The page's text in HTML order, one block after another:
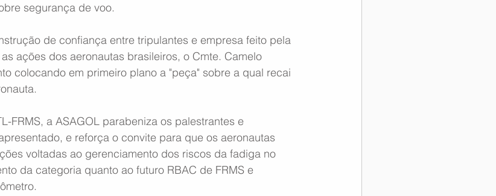
segurança de voo.
de confiança entre tripulantes e empresa feito pela
ações dos aeronautas brasileiros, o Cmte. Camelo
colocando em primeiro plano a "peça" sobre a qual recai
FRMS, a ASAGOL parabeniza os palestrantes e
e reforça o convite para que os aeronautas
voltadas ao gerenciamento dos riscos da fadiga no
da categoria quanto ao futuro RBAC de FRMS e